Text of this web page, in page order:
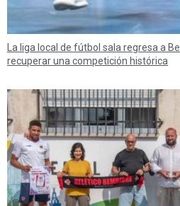
La liga local de fútbol sala regresa a
recuperar una competición histórica